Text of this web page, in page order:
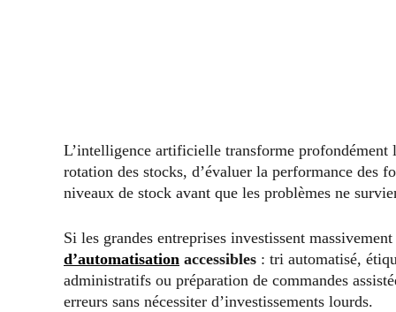
L’intelligence artificielle transforme
rotation des stocks, d’évaluer la performance des
niveaux de stock avant que les problèmes ne
Si les grandes entreprises investissent
d’automatisation accessibles : tri automatisé,
administratifs ou préparation de commandes
erreurs sans nécessiter d’investissements lourds.